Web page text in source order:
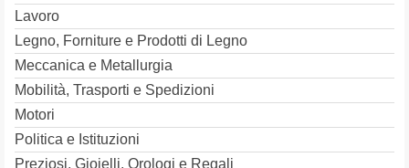
Lavoro
Legno, Forniture e Prodotti di Legno
Meccanica e Metallurgia
Mobilità, Trasporti e Spedizioni
Motori
Politica e Istituzioni
Preziosi, Gioielli, Orologi e Regali